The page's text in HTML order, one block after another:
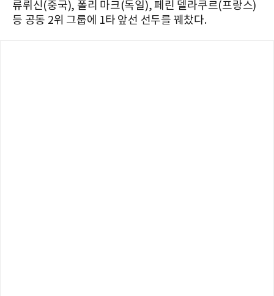
류뤼신(중국), 폴리 마크(독일), 페린 델라쿠르(프랑스)
등 공동 2위 그룹에 1타 앞선 선두를 꿰찼다.